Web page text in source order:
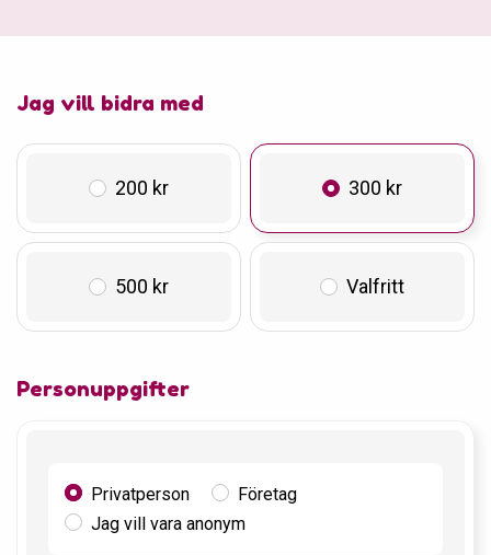
Jag vill bidra med
200 kr 300 kr
500 kr Valfritt
Personuppgifter
Privatperson
Företag
Jag vill vara anonym